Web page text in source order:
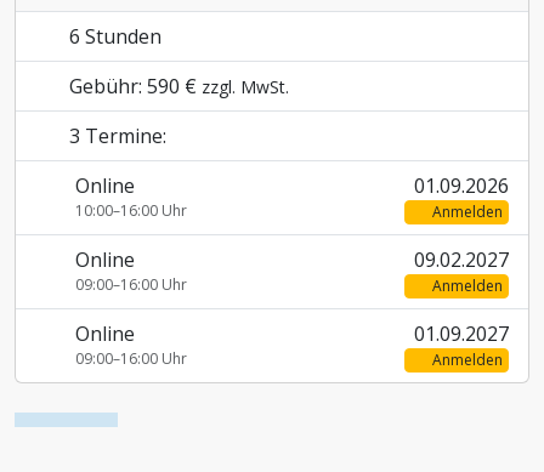
6 Stunden
Gebühr: 590 € zzgl. MwSt.
3 Termine:
Online
10:00–16:00 Uhr
01.09.2026
Anmelden
Online
09:00–16:00 Uhr
09.02.2027
Anmelden
Online
09:00–16:00 Uhr
01.09.2027
Anmelden